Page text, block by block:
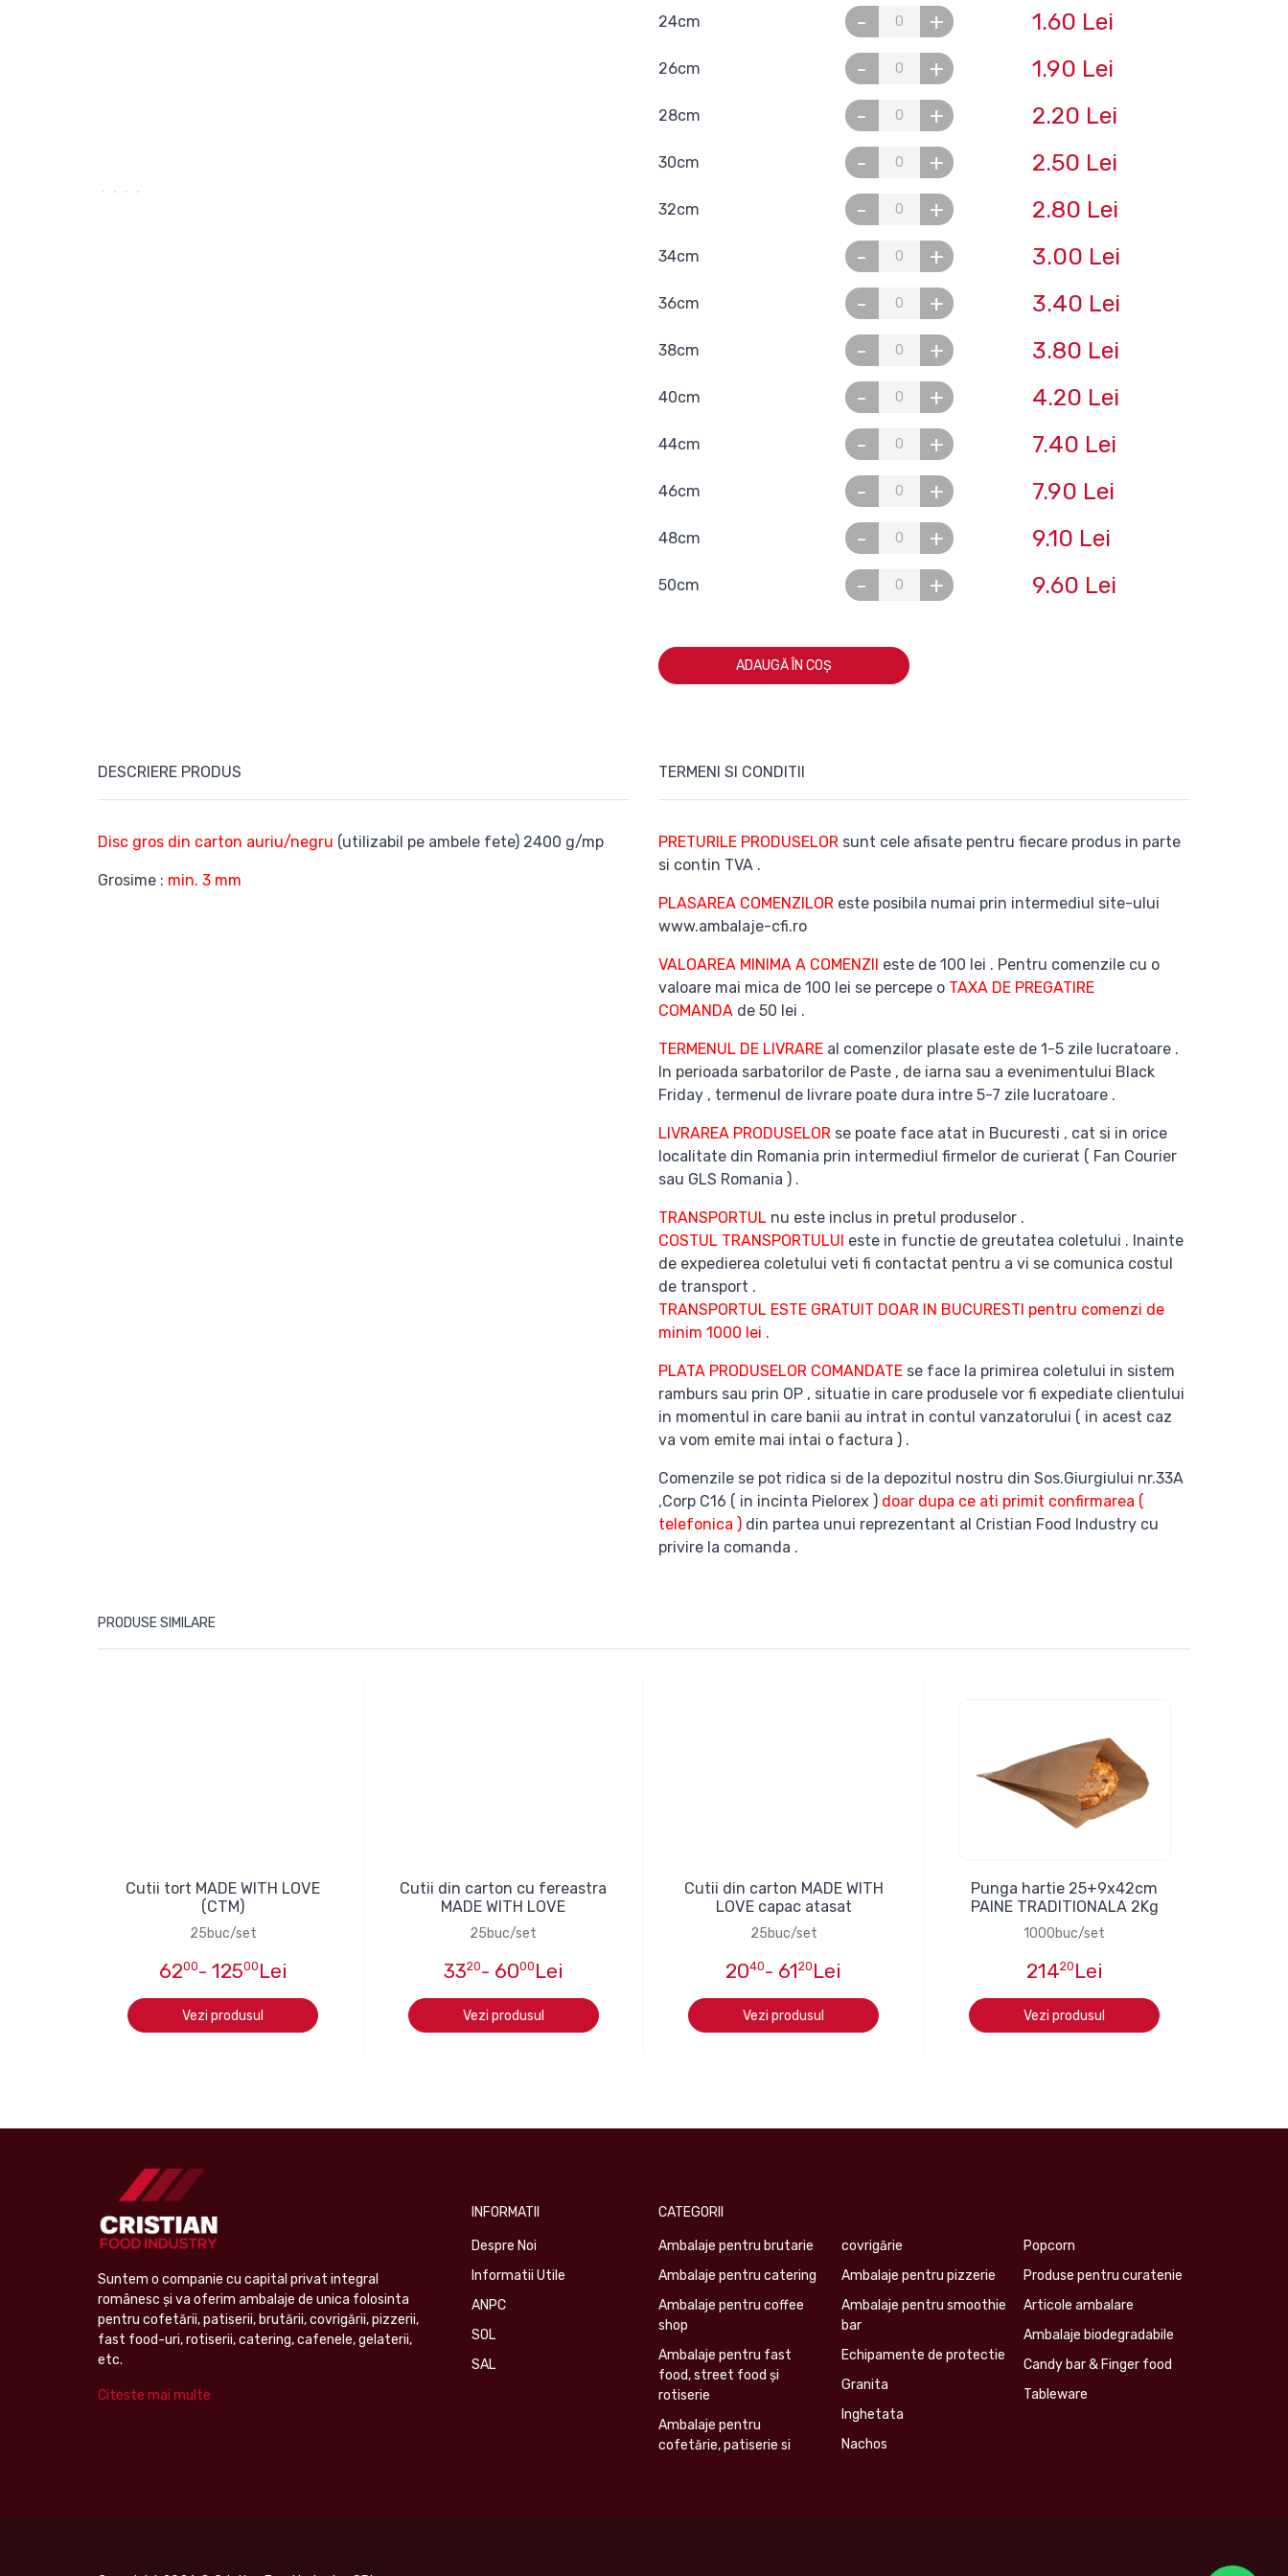
24cm - + 1.60 Lei
26cm - + 1.90 Lei
28cm - + 2.20 Lei
30cm - + 2.50 Lei
32cm - + 2.80 Lei
34cm - + 3.00 Lei
36cm - + 3.40 Lei
38cm - + 3.80 Lei
40cm - + 4.20 Lei
44cm - + 7.40 Lei
46cm - + 7.90 Lei
48cm - + 9.10 Lei
50cm - + 9.60 Lei
ADAUGĂ ÎN COȘ
DESCRIERE PRODUS
Disc gros din carton auriu/negru (utilizabil pe ambele fete) 2400 g/mp
Grosime : min. 3 mm
TERMENI SI CONDITII
PRETURILE PRODUSELOR sunt cele afisate pentru fiecare produs in parte
si contin TVA .
PLASAREA COMENZILOR este posibila numai prin intermediul site-ului
www.ambalaje-cfi.ro
VALOAREA MINIMA A COMENZII este de 100 lei . Pentru comenzile cu o
valoare mai mica de 100 lei se percepe o TAXA DE PREGATIRE
COMANDA de 50 lei .
TERMENUL DE LIVRARE al comenzilor plasate este de 1-5 zile lucratoare .
In perioada sarbatorilor de Paste , de iarna sau a evenimentului Black
Friday , termenul de livrare poate dura intre 5-7 zile lucratoare .
LIVRAREA PRODUSELOR se poate face atat in Bucuresti , cat si in orice
localitate din Romania prin intermediul firmelor de curierat ( Fan Courier
sau GLS Romania ) .
TRANSPORTUL nu este inclus in pretul produselor .
COSTUL TRANSPORTULUI este in functie de greutatea coletului . Inainte
de expedierea coletului veti fi contactat pentru a vi se comunica costul
de transport .
TRANSPORTUL ESTE GRATUIT DOAR IN BUCURESTI pentru comenzi de
minim 1000 lei .
PLATA PRODUSELOR COMANDATE se face la primirea coletului in sistem
ramburs sau prin OP , situatie in care produsele vor fi expediate clientului
in momentul in care banii au intrat in contul vanzatorului ( in acest caz
va vom emite mai intai o factura ) .
Comenzile se pot ridica si de la depozitul nostru din Sos.Giurgiului nr.33A
,Corp C16 ( in incinta Pielorex ) doar dupa ce ati primit confirmarea (
telefonica ) din partea unui reprezentant al Cristian Food Industry cu
privire la comanda .
PRODUSE SIMILARE
Cutii tort MADE WITH LOVE
(CTM)
25buc/set
6200- 12500 Lei
Vezi produsul
Cutii din carton cu fereastra
MADE WITH LOVE
25buc/set
3320- 6000 Lei
Vezi produsul
Cutii din carton MADE WITH
LOVE capac atasat
25buc/set
2040- 6120 Lei
Vezi produsul
Punga hartie 25+9x42cm
PAINE TRADITIONALA 2Kg
1000buc/set
21420 Lei
Vezi produsul
Suntem o companie cu capital privat integral
românesc şi va oferim ambalaje de unica folosinta
pentru cofetării, patiserii, brutării, covrigării, pizzerii,
fast food-uri, rotiserii, catering, cafenele, gelaterii,
etc.
Citeste mai multe
INFORMATII
Despre Noi
Informatii Utile
ANPC
SOL
SAL
CATEGORII
Ambalaje pentru brutarie
Ambalaje pentru catering
Ambalaje pentru coffee
shop
Ambalaje pentru fast
food, street food și
rotiserie
Ambalaje pentru
cofetărie, patiserie si
covrigărie
Ambalaje pentru pizzerie
Ambalaje pentru smoothie
bar
Echipamente de protectie
Granita
Inghetata
Nachos
Popcorn
Produse pentru curatenie
Articole ambalare
Ambalaje biodegradabile
Candy bar & Finger food
Tableware